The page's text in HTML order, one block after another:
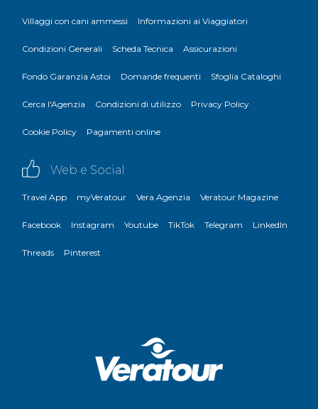
Villaggi con cani ammessi Informazioni ai Viaggiatori
Condizioni Generali Scheda Tecnica Assicurazioni
Fondo Garanzia Astoi Domande frequenti Sfoglia Cataloghi
Cerca l'Agenzia Condizioni di utilizzo Privacy Policy
Cookie Policy Pagamenti online
Web e Social
Travel App myVeratour Vera Agenzia Veratour Magazine
Facebook Instagram Youtube TikTok Telegram LinkedIn
Threads Pinterest